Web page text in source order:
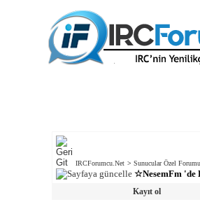
IRCForumcu.Net > Sunucular Özel Forumu
☆NesemFm 'de
Kayıt ol